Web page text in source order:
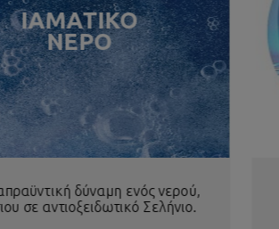
ΙΑΜΑΤΙΚΟ
ΝΕΡΟ
δύναμη ενός νερού,
σε αντιοξειδωτικό Σελήνιο.